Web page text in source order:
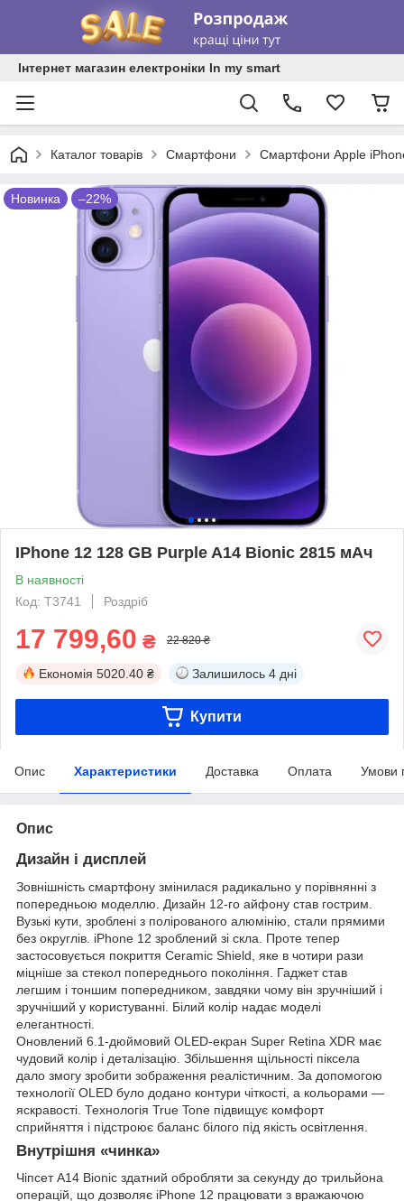
Інтернет магазин електроніки In my smart
Каталог товарів Смартфони Смартфони Apple
Новинка –22%
IPhone 12 128 GB Purple A14 Bionic 2815 мАч
В наявності
Код: T3741
Роздріб
17 799,60 ₴ 22 820 ₴
Економія 5020.40 ₴ Залишилось 4 дні
Купити
Опис Характеристики Доставка Оплата Умови
Опис
Дизайн і дисплей
Зовнішність смартфону змінилася радикально у порівнянні з
попередньою моделлю. Дизайн 12-го айфону став гострим.
Вузькі кути, зроблені з полірованого алюмінію, стали прямими
без округлів. iPhone 12 зроблений зі скла. Проте тепер
застосовується покриття Ceramic Shield, яке в чотири рази
міцніше за стекол попереднього покоління. Гаджет став
легшим і тоншим попередником, завдяки чому він зручніший і
зручніший у користуванні. Білий колір надає моделі
елегантності.
Оновлений 6.1-дюймовий OLED-екран Super Retina XDR має
чудовий колір і деталізацію. Збільшення щільності піксела
дало змогу зробити зображення реалістичним. За допомогою
технології OLED було додано контури чіткості, а кольорами —
яскравості. Технологія True Tone підвищує комфорт
сприйняття і підстроює баланс білого під якість освітлення.
Внутрішня «чинка»
Чіпсет A14 Bionic здатний обробляти за секунду до трильйона
операцій, що дозволяє iPhone 12 працювати з вражаючою